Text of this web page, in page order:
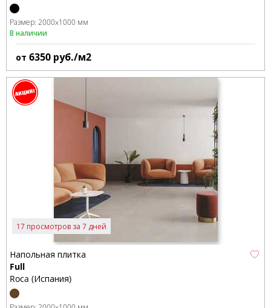
Размер: 2000x1000 мм
В наличии
от 6350 руб./м2
17 просмотров за 7 дней
Напольная плитка
Full
Roca (Испания)